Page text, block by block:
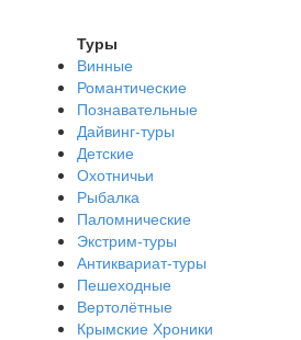
Туры
Винные
Романтические
Познавательные
Дайвинг-туры
Детские
Охотничьи
Рыбалка
Паломнические
Экстрим-туры
Антиквариат-туры
Пешеходные
Вертолётные
Крымские Хроники